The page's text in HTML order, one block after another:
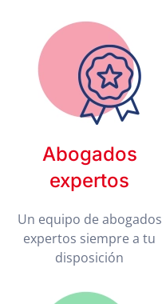
Abogados
expertos
Un equipo de abogados
expertos siempre a tu
disposición